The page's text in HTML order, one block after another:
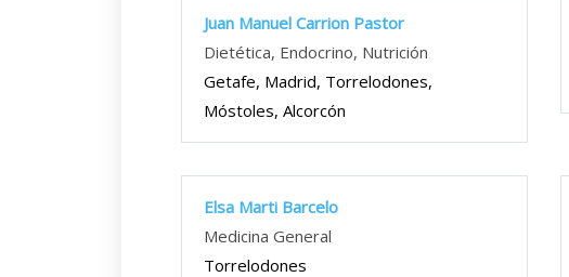
Juan Manuel Carrion Pastor
Dietética, Endocrino, Nutrición
Getafe, Madrid, Torrelodones,
Móstoles, Alcorcón
Elsa Marti Barcelo
Medicina General
Torrelodones